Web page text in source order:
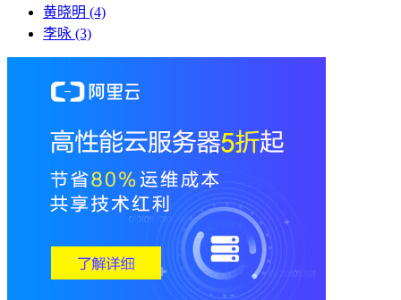
黄晓明 (4)
李咏 (3)